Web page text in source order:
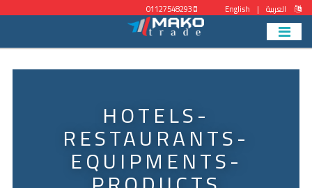
العربية |
English
HOTELS-
RESTAURANTS-
EQUIPMENTS-